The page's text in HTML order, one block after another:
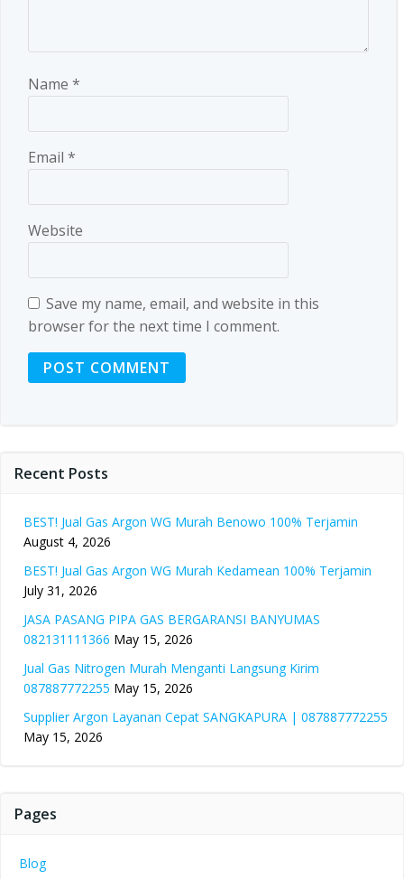
Name *
Email *
Website
Save my name, email, and website in this
browser for the next time I comment.
Recent Posts
BEST! Jual Gas Argon WG Murah Benowo 100% Terjamin
August 4, 2026
BEST! Jual Gas Argon WG Murah Kedamean 100% Terjamin
July 31, 2026
JASA PASANG PIPA GAS BERGARANSI BANYUMAS
082131111366 May 15, 2026
Jual Gas Nitrogen Murah Menganti Langsung Kirim
087887772255 May 15, 2026
Supplier Argon Layanan Cepat SANGKAPURA | 087887772255
May 15, 2026
Pages
Blog